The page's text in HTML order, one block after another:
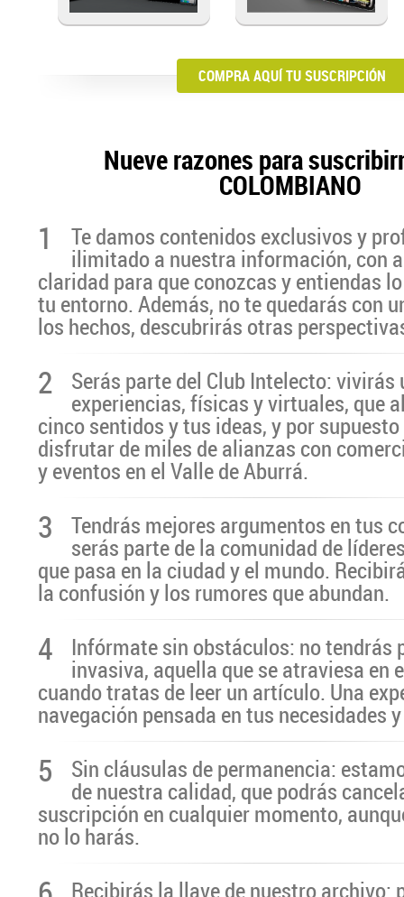
COMPRA AQUÍ TU SUSCRIPCIÓN
Nueve razones para
COLOMBIANO
1 Te damos contenidos exclusivos y
ilimitado a nuestra información, con
claridad para que conozcas y entiendas
tu entorno. Además, no te quedarás con
los hechos, descubrirás otras
2 Serás parte del Club Intelecto: vivirás
experiencias, físicas y virtuales, que
cinco sentidos y tus ideas, y por
disfrutar de miles de alianzas con
y eventos en el Valle de Aburrá.
3 Tendrás mejores argumentos en tus
serás parte de la comunidad de
que pasa en la ciudad y el mundo.
la confusión y los rumores que abundan.
4 Infórmate sin obstáculos: no tendrás
invasiva, aquella que se atraviesa en
cuando tratas de leer un artículo. Una
navegación pensada en tus necesidades
5 Sin cláusulas de permanencia:
de nuestra calidad, que podrás
suscripción en cualquier momento,
no lo harás.
Recibirás la llave de nuestro archivo: